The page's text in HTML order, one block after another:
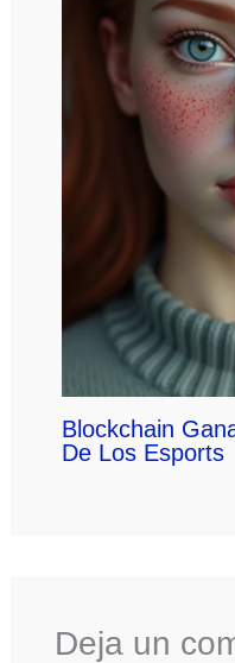
Blockchain
De Los Esports
Deja un